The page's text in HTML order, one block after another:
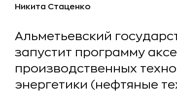
Никита Стаценко
Альметьевский
запустит программу
производственных
энергетики (нефтяные